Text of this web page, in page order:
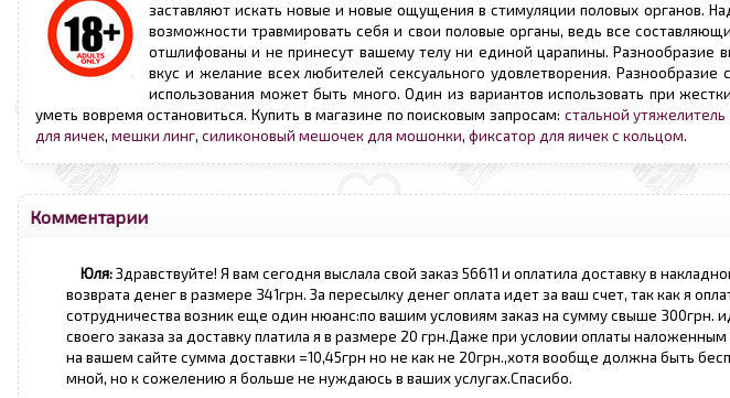
заставляют искать новые и новые ощущения в стимуляции половых органов.
возможности травмировать себя и свои половые органы, ведь все
отшлифованы и не принесут вашему телу ни единой царапины. Разнообразие
вкус и желание всех любителей сексуального удовлетворения. Разнообразие
использования может быть много. Один из вариантов использовать при
уметь вовремя остановиться. Купить в магазине по поисковым запросам: стальной
для яичек, мешки линг, силиконовый мешочек для мошонки, фиксатор для яичек с кольцом.
Комментарии
Юля:Здравствуйте! Я вам сегодня выслала свой заказ 56611 и оплатила доставку в
возврата денег в размере 341грн. За пересылку денег оплата идет за ваш счет, так как я
сотрудничества возник еще один нюанс:по вашим условиям заказ на сумму свыше 300грн.
своего заказа за доставку платила я в размере 20 грн.Даже при условии оплаты
на вашем сайте сумма доставки =10,45грн но не как не 20грн.,хотя вообще должна быть
мной, но к сожелению я больше не нуждаюсь в ваших услугах.Спасибо.